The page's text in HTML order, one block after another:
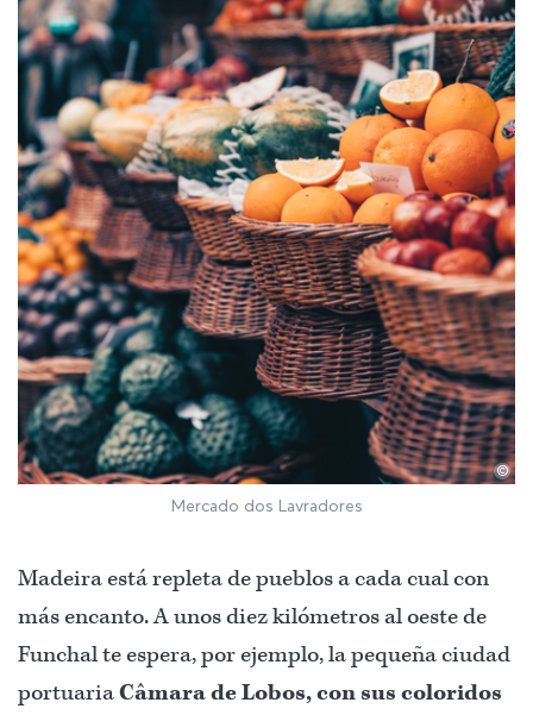
©
Mercado dos Lavradores
Madeira está repleta de pueblos a cada cual con
más encanto. A unos diez kilómetros al oeste de
Funchal te espera, por ejemplo, la pequeña ciudad
portuariaCâmara de Lobos, con sus coloridos